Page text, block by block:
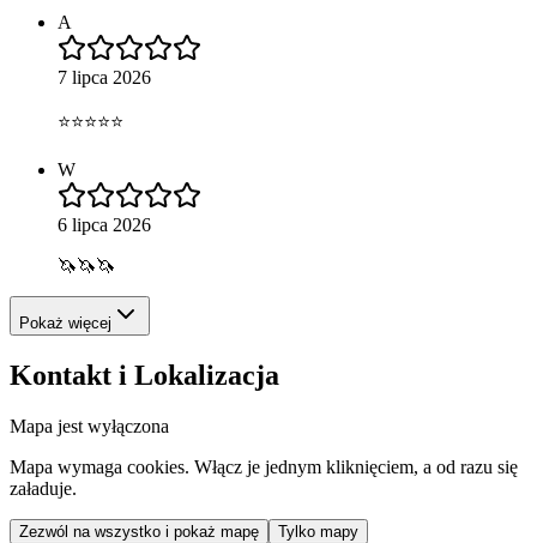
A
7 lipca 2026
⭐️⭐️⭐️⭐️⭐️
W
6 lipca 2026
🦄🦄🦄
Pokaż więcej
Kontakt i Lokalizacja
Mapa jest wyłączona
Mapa wymaga cookies. Włącz je jednym kliknięciem, a od razu się
załaduje.
Zezwól na wszystko i pokaż mapę Tylko mapy